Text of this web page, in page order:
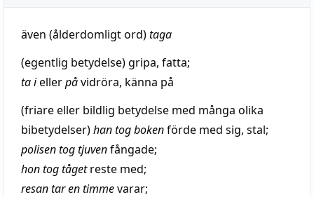
även (ålderdomligt ord)taga
(egentlig betydelse)gripa, fatta;
ta iellerpåvidröra, känna på
(friareeller bildlig betydelse med många olika
bibetydelser)hantogbokenförde med sig, stal;
polisentogtjuvenfångade;
hontogtåget reste med;
resan tar entimmevarar;